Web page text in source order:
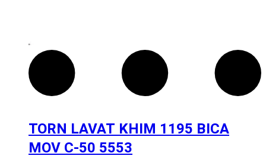
TORN LAVAT KHIM 1195 BICA
MOV C-50 5553